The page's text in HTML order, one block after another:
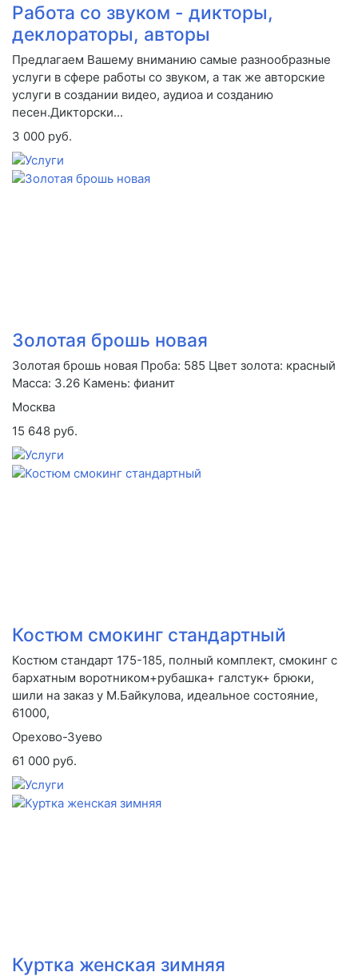
Работа со звуком - дикторы,
деклораторы, авторы
Предлагаем Вашему вниманию самые разнообразные
услуги в сфере работы со звуком, а так же авторские
услуги в создании видео, аудиоа и созданию
песен.Дикторски...
3 000 руб.
Золотая брошь новая
Золотая брошь новая Проба: 585 Цвет золота: красный
Масса: 3.26 Камень: фианит
Москва
15 648 руб.
Костюм смокинг стандартный
Костюм стандарт 175-185, полный комплект, смокинг с
бархатным воротником+рубашка+ галстук+ брюки,
шили на заказ у М.Байкулова, идеальное состояние,
61000,
Орехово-Зуево
61 000 руб.
Куртка женская зимняя